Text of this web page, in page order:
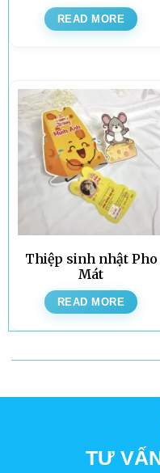
READ MORE
Thiệp sinh nhật Pho
Mát
READ MORE
TƯ